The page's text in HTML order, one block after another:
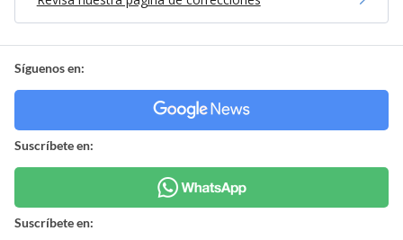
Síguenos en:
Suscríbete en:
Suscríbete en: